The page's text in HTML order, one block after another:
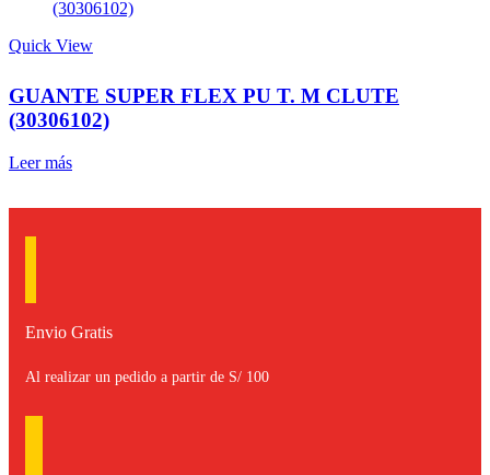
Quick View
GUANTE SUPER FLEX PU T. M CLUTE
(30306102)
Leer más
Envio Gratis
Al realizar un pedido a partir de S/ 100